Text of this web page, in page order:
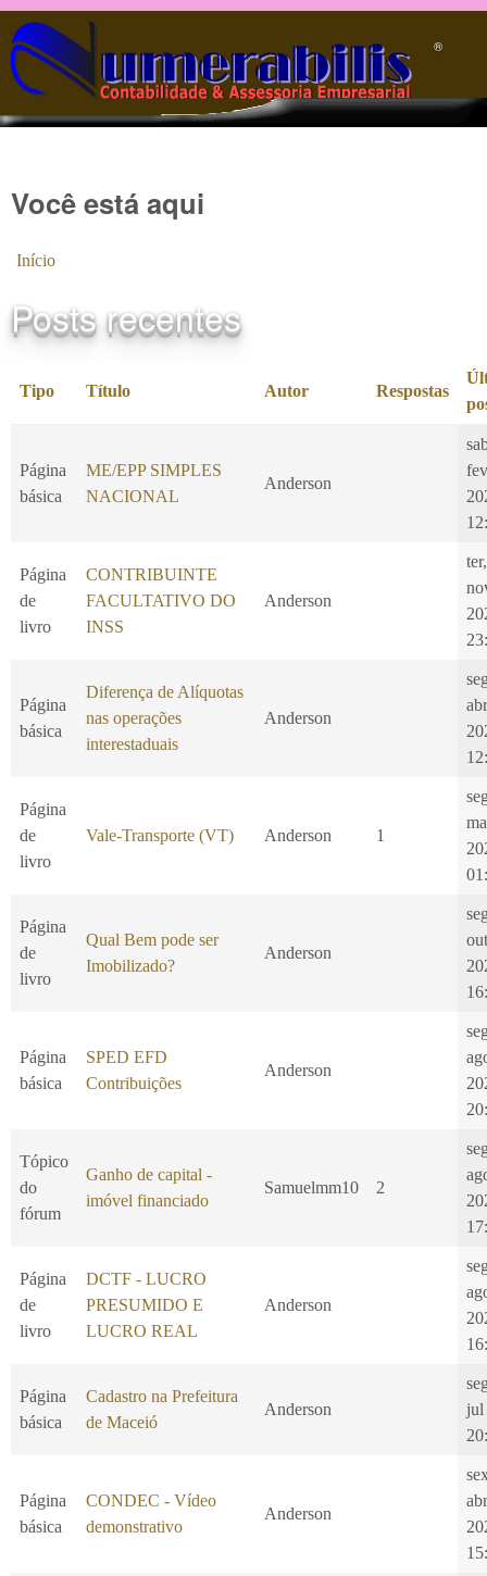
Pular para o conteúdo principal
®️
Você está aqui
Início
Posts recentes
Tipo Título Autor Respostas
Página
básica
ME/EPP SIMPLES
NACIONAL
Anderson
fev
Página
de
livro
CONTRIBUINTE
FACULTATIVO DO
INSS
Anderson
Página
básica
Diferença de Alíquotas
nas operações
interestaduais
Anderson
abr
Página
de
livro
Vale-Transporte (VT) Anderson 1
Página
de
livro
Qual Bem pode ser
Imobilizado?
Anderson
out
Página
básica
SPED EFD
Contribuições
Anderson
Tópico
do
fórum
Ganho de capital -
imóvel financiado
Samuelmm10 2
Página
de
livro
DCTF - LUCRO
PRESUMIDO E
LUCRO REAL
Anderson
Página
básica
Cadastro na Prefeitura
de Maceió
Anderson
jul
Página
básica
CONDEC - Vídeo
demonstrativo
Anderson
abr